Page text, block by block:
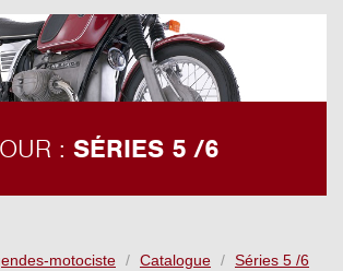
: SÉRIES 5 /6
motociste Catalogue
Séries 5 /6